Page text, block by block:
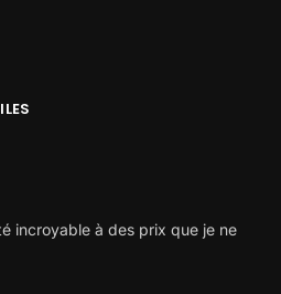
incroyable à des prix que je ne